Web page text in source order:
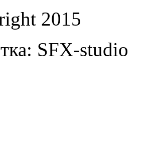
2015
SFX-studio